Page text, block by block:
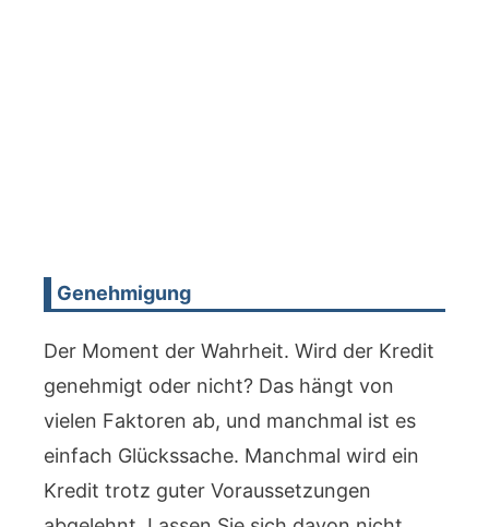
Genehmigung
Der Moment der Wahrheit. Wird der Kredit
genehmigt oder nicht? Das hängt von
vielen Faktoren ab, und manchmal ist es
einfach Glückssache. Manchmal wird ein
Kredit trotz guter Voraussetzungen